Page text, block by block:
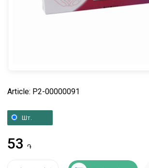
Article: P2-00000091
Шт.
53 ֏